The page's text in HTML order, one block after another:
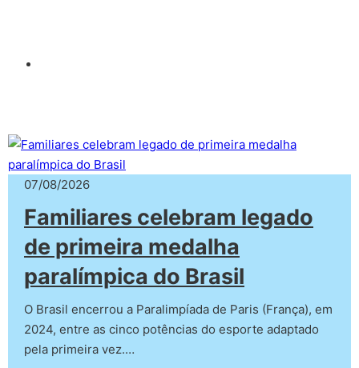
07/08/2026
Familiares celebram legado
de primeira medalha
paralímpica do Brasil
O Brasil encerrou a Paralimpíada de Paris (França), em
2024, entre as cinco potências do esporte adaptado
pela primeira vez.…